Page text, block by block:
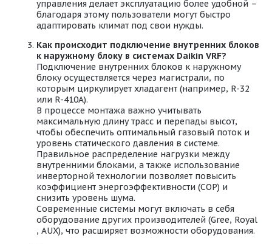
управления делает эксплуатацию более удобной –
благодаря этому пользователи могут быстро
адаптировать климат под свои нужды.
Как происходит подключение внутренних блоков
к наружному блоку в системах Daikin VRF?
Подключение внутренних блоков к наружному
блоку осуществляется через магистрали, по
которым циркулирует хладагент (например, R-32
или R-410A).
В процессе монтажа важно учитывать
максимальную длину трасс и перепады высот,
чтобы обеспечить оптимальный газовый поток и
уровень статического давления в системе.
Правильное распределение нагрузки между
внутренними блоками, а также использование
инверторной технологии позволяет повысить
коэффициент энергоэффективности (COP) и
снизить уровень шума.
Современные системы могут включать в себя
оборудование других производителей (Gree, Royal
, AUX), что расширяет возможности оборудования.